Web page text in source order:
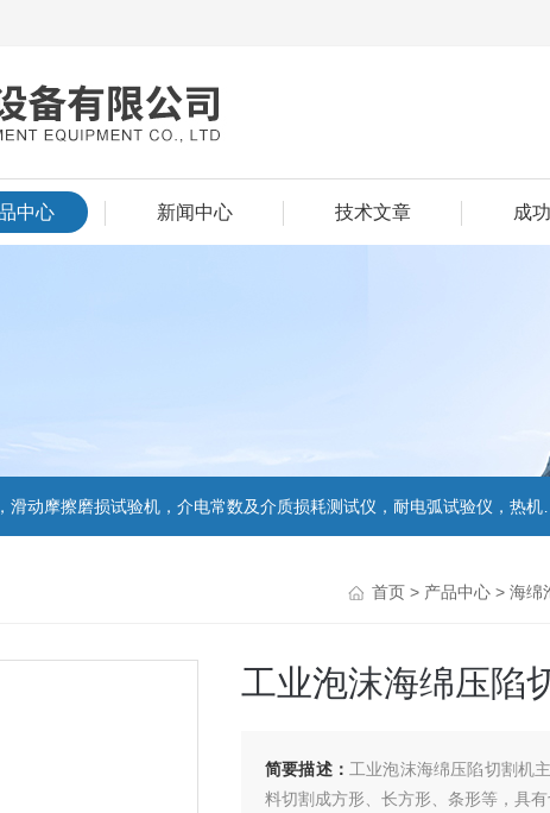
中心 新闻中心 技术文章 成
擦磨损试验机，介电常数及介质损耗测试仪，耐电弧试验仪，热机械分析仪、密度计
首页 > 产品中心 > 海绵
工业泡沫海绵压陷
简要描述： 工业泡沫海绵压陷切割机
料切割成方形、长方形、条形等，具